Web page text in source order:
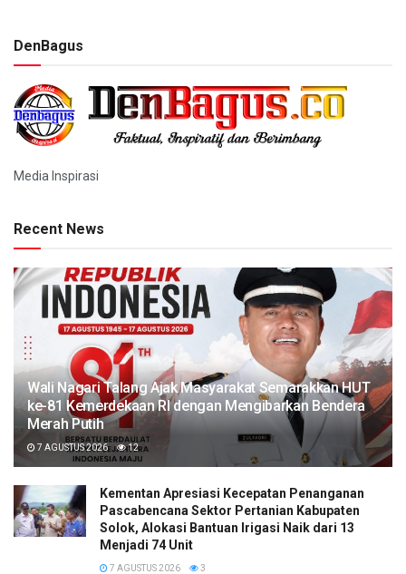
DenBagus
Media Inspirasi
Recent News
Wali Nagari Talang Ajak Masyarakat Semarakkan HUT
ke-81 Kemerdekaan RI dengan Mengibarkan Bendera
Merah Putih
7 AGUSTUS 2026 12
Kementan Apresiasi Kecepatan Penanganan
Pascabencana Sektor Pertanian Kabupaten
Solok, Alokasi Bantuan Irigasi Naik dari 13
Menjadi 74 Unit
7 AGUSTUS 2026 3